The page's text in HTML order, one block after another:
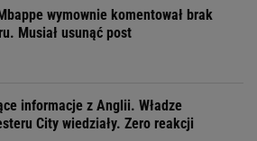
wymownie komentował brak
Musiał usunąć post
informacje z Anglii. Władze
City wiedziały. Zero reakcji